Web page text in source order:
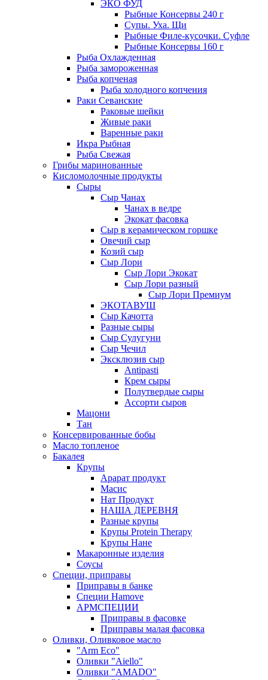
ЭКО ФУД
Рыбные Консервы 240 г
Супы. Уха. Щи
Рыбные Филе-кусочки. Суфле
Рыбные Консервы 160 г
Рыба Охлажденная
Рыба замороженная
Рыба копченая
Рыба холодного копчения
Раки Севанские
Раковые шейки
Живые раки
Варенные раки
Икра Рыбная
Рыба Свежая
Грибы маринованные
Кисломолочные продукты
Сыры
Сыр Чанах
Чанах в ведре
Экокат фасовка
Сыр в керамическом горшке
Овечий сыр
Козий сыр
Сыр Лори
Сыр Лори Экокат
Сыр Лори разный
Сыр Лори Премиум
ЭКОТАВУШ
Сыр Качотта
Разные сыры
Сыр Сулугуни
Сыр Чечил
Эксклюзив сыр
Antipasti
Крем сыры
Полутвердые сыры
Ассорти сыров
Мацони
Тан
Консервированные бобы
Масло топленое
Бакалея
Крупы
Арарат продукт
Масис
Нат Продукт
НАША ДЕРЕВНЯ
Разные крупы
Крупы Protein Therapy
Крупы Нане
Макаронные изделия
Соусы
Специи, приправы
Приправы в банке
Специи Hamove
АРМСПЕЦИИ
Приправы в фасовке
Приправы малая фасовка
Оливки, Оливковое масло
"Arm Eco"
Оливки "Aiello"
Оливки "AMADO"